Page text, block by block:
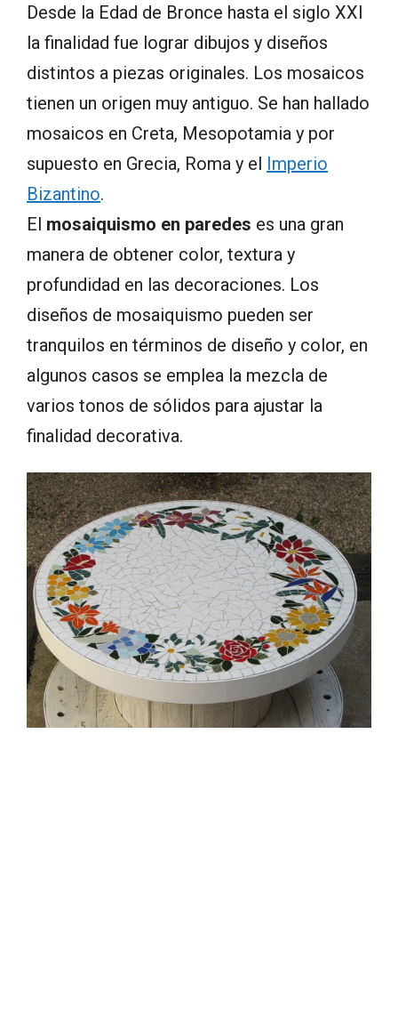
Desde la Edad de Bronce hasta el siglo XXI
la finalidad fue lograr dibujos y diseños
distintos a piezas originales. Los mosaicos
tienen un origen muy antiguo. Se han hallado
mosaicos en Creta, Mesopotamia y por
supuesto en Grecia, Roma y el Imperio
Bizantino.
El mosaiquismo en paredes es una gran
manera de obtener color, textura y
profundidad en las decoraciones. Los
diseños de mosaiquismo pueden ser
tranquilos en términos de diseño y color, en
algunos casos se emplea la mezcla de
varios tonos de sólidos para ajustar la
finalidad decorativa.